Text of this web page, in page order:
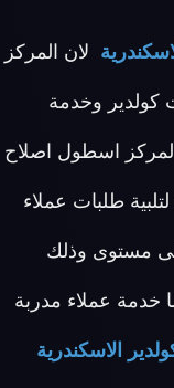
لان المركز
كولدير وخدمة
المركز اسطول اصلاح
طلبات عملاء
مستوى وذلك
خدمة عملاء مدربة
الاسكندرية